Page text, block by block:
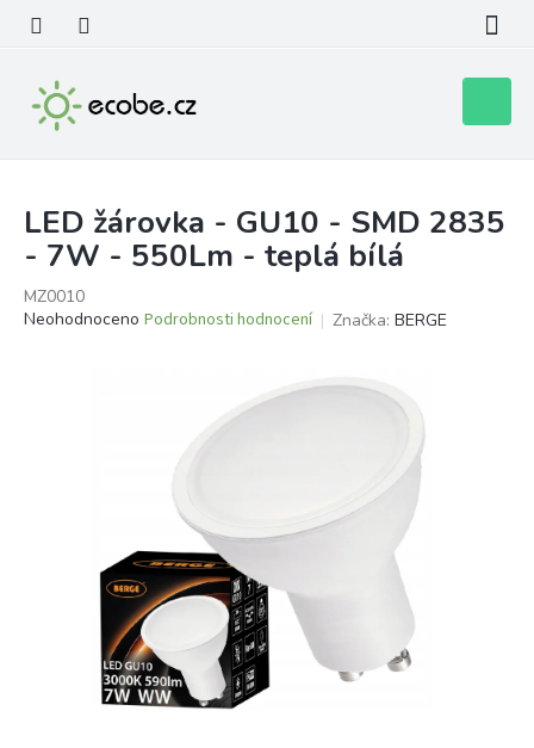
obsah
košík
LED žárovka - GU10 - SMD 2835
- 7W - 550Lm - teplá bílá
MZ0010
Průměrné
Neohodnoceno Podrobnosti hodnocení Značka: BERGE